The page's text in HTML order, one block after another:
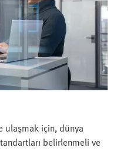
ulaşmak için, dünya
belirlenmeli ve